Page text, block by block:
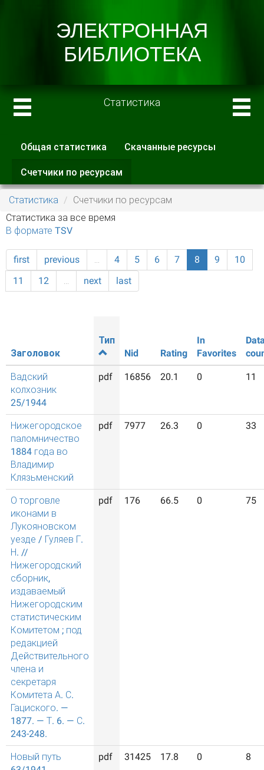
Статистика
Главные вкладки
Общая статистика Скачанные ресурсы
Счетчики по ресурсам
вкладка)
Статистика
Счетчики по ресурсам
Статистика за все время
В формате TSV
first previous … 4 5 6 7 8 9
10
11
12 … next last
Заголовок
Тип
Nid
Rating
In
Favorites
Вадский
колхозник
25/1944
pdf 16856 20.1 0 11
Нижегородское
паломничество
1884 года во
Владимир
Клязьменский
pdf 7977 26.3 0 33
О торговле
иконами в
Лукояновском
уезде / Гуляев Г.
Н. //
Нижегородский
сборник,
издаваемый
Нижегородским
статистическим
Комитетом ; под
редакцией
Действительного
члена и
секретаря
Комитета А. С.
Гациского. —
1877. — Т. 6. — С.
243-248.
pdf 176 66.5 0 75
Новый путь
pdf 31425 17.8 0 8